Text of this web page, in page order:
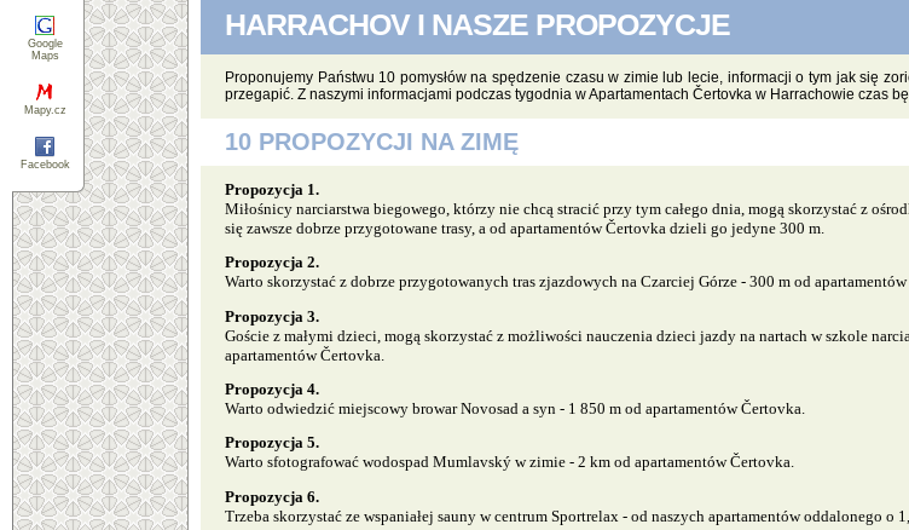
HARRACHOV I NASZE PROPOZYCJE
Proponujemy Państwu 10 pomysłów na spędzenie czasu w zimie lub lecie, informacji o tym jak się
przegapić. Z naszymi informacjami podczas tygodnia w Apartamentach Čertovka w Harrachowie czas
10 PROPOZYCJI NA ZIMĘ
Propozycja 1.
Miłośnicy narciarstwa biegowego, którzy nie chcą stracić przy tym całego dnia, mogą skorzystać z
się zawsze dobrze przygotowane trasy, a od apartamentów Čertovka dzieli go jedyne 300 m.
Propozycja 2.
Warto skorzystać z dobrze przygotowanych tras zjazdowych na Czarciej Górze - 300 m od
Propozycja 3.
Goście z małymi dzieci, mogą skorzystać z możliwości nauczenia dzieci jazdy na nartach w szkole
apartamentów Čertovka.
Propozycja 4.
Warto odwiedzić miejscowy browar Novosad a syn - 1 850 m od apartamentów Čertovka.
Propozycja 5.
Warto sfotografować wodospad Mumlavský w zimie - 2 km od apartamentów Čertovka.
Propozycja 6.
Trzeba skorzystać ze wspaniałej sauny w centrum Sportrelax - od naszych apartamentów oddalonego o
Google
Maps
Mapy.cz
Facebook